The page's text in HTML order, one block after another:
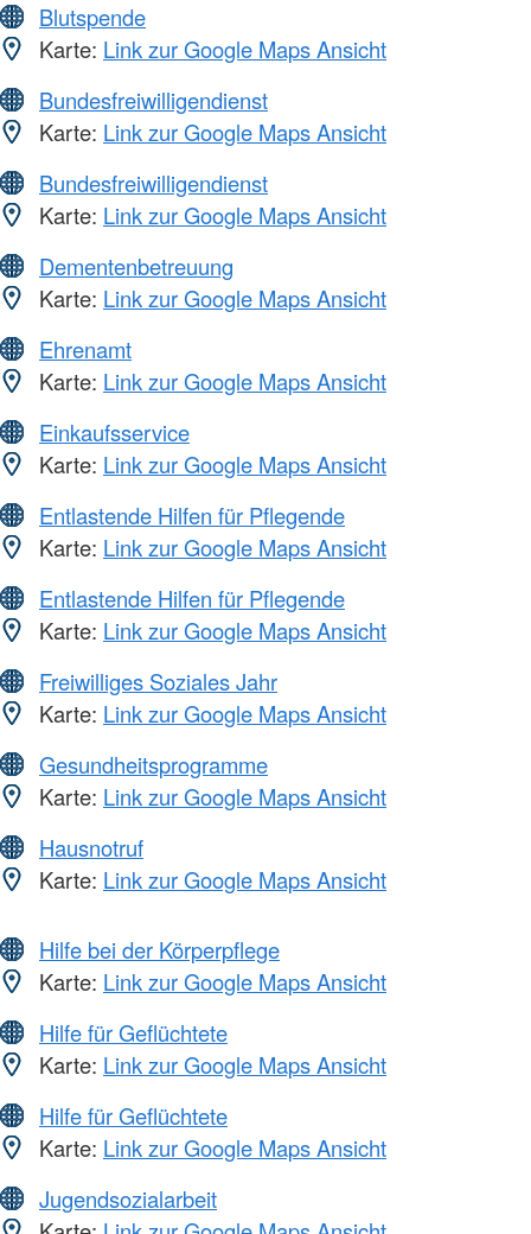
Blutspende
Karte: Link zur Google Maps Ansicht
Bundesfreiwilligendienst
Karte: Link zur Google Maps Ansicht
Bundesfreiwilligendienst
Karte: Link zur Google Maps Ansicht
Dementenbetreuung
Karte: Link zur Google Maps Ansicht
Ehrenamt
Karte: Link zur Google Maps Ansicht
Einkaufsservice
Karte: Link zur Google Maps Ansicht
Entlastende Hilfen für Pflegende
Karte: Link zur Google Maps Ansicht
Entlastende Hilfen für Pflegende
Karte: Link zur Google Maps Ansicht
Freiwilliges Soziales Jahr
Karte: Link zur Google Maps Ansicht
Gesundheitsprogramme
Karte: Link zur Google Maps Ansicht
Hausnotruf
Karte: Link zur Google Maps Ansicht
Hilfe bei der Körperpflege
Karte: Link zur Google Maps Ansicht
Hilfe für Geflüchtete
Karte: Link zur Google Maps Ansicht
Hilfe für Geflüchtete
Karte: Link zur Google Maps Ansicht
Jugendsozialarbeit